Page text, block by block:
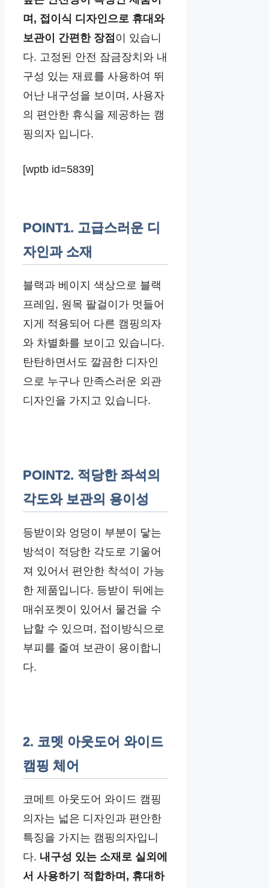
며, 접이식 디자인으로 휴대와
보관이 간편한 장점 이 있습니
다. 고정된 안전 잠금장치와 내
구성 있는 재료를 사용하여 뛰
어난 내구성을 보이며, 사용자
의 편안한 휴식을 제공하는 캠
핑의자 입니다.
[wptb id=5839]
POINT1. 고급스러운 디
자인과 소재
블랙과 베이지 색상으로 블랙
프레임, 원목 팔걸이가 멋들어
지게 적용되어 다른 캠핑의자
와 차별화를 보이고 있습니다.
탄탄하면서도 깔끔한 디자인
으로 누구나 만족스러운 외관
디자인을 가지고 있습니다.
POINT2. 적당한 좌석의
각도와 보관의 용이성
등받이와 엉덩이 부분이 닿는
방석이 적당한 각도로 기울어
져 있어서 편안한 착석이 가능
한 제품입니다. 등받이 뒤에는
매쉬포켓이 있어서 물건을 수
납할 수 있으며, 접이방식으로
부피를 줄여 보관이 용이합니
다.
2. 코멧 아웃도어 와이드
캠핑 체어
코메트 아웃도어 와이드 캠핑
의자는 넓은 디자인과 편안한
특징을 가지는 캠핑의자입니
다. 내구성 있는 소재로 실외에
서 사용하기 적합하며, 휴대하